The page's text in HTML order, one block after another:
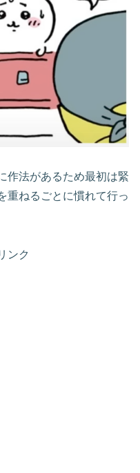
作法があるため最初は緊
重ねるごとに慣れて行っ
ンク